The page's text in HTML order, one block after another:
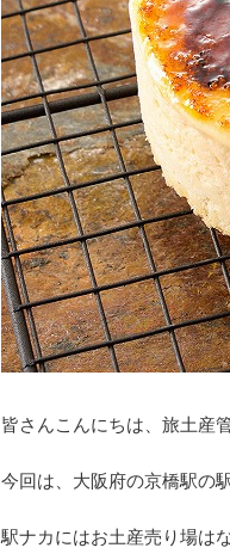
皆さんこんにちは、旅土産
今回は、大阪府の京橋駅の
駅ナカにはお土産売り場は